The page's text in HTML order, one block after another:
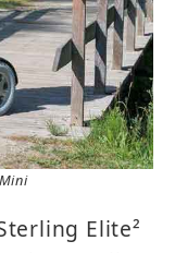
Elite²